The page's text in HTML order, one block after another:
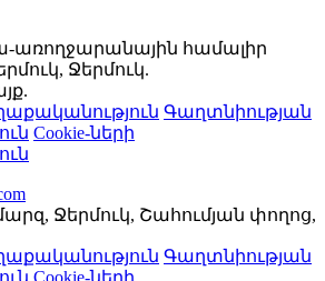
առողջարանային համալիր
Ջերմուկ.
Գաղտնիության
Cookie-ների
, Ջերմուկ, Շահումյան փողոց,
Գաղտնիության